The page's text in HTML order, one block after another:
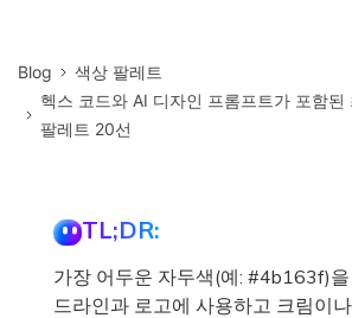
Blog
색상 팔레트
헥스 코드와 AI 디자인 프롬프트가 포함된
팔레트 20선
TL;DR:
가장 어두운 자두색(예: #4b163f)
드라인과 로고에 사용하고 크림이